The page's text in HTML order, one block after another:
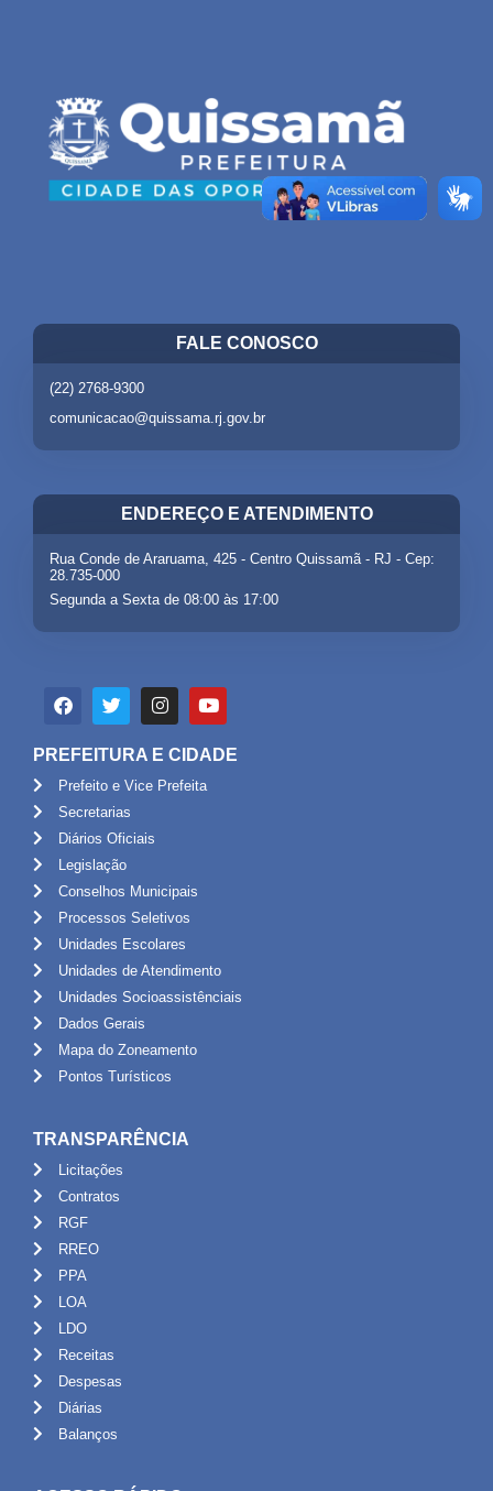
FALE CONOSCO
(22) 2768-9300
comunicacao@quissama.rj.gov.br
ENDEREÇO E ATENDIMENTO
Rua Conde de Araruama, 425 - Centro Quissamã - RJ - Cep:
28.735-000
Segunda a Sexta de 08:00 às 17:00
PREFEITURA E CIDADE
Prefeito e Vice Prefeita
Secretarias
Diários Oficiais
Legislação
Conselhos Municipais
Processos Seletivos
Unidades Escolares
Unidades de Atendimento
Unidades Socioassistênciais
Dados Gerais
Mapa do Zoneamento
Pontos Turísticos
TRANSPARÊNCIA
Licitações
Contratos
RGF
RREO
PPA
LOA
LDO
Receitas
Despesas
Diárias
Balanços